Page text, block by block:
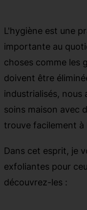
L'hygiène est une
importante au
choses comme les
doivent être
industrialisés, nous
soins maison avec
trouve facilement à
Dans cet esprit, je
exfoliantes pour
découvrez-les :